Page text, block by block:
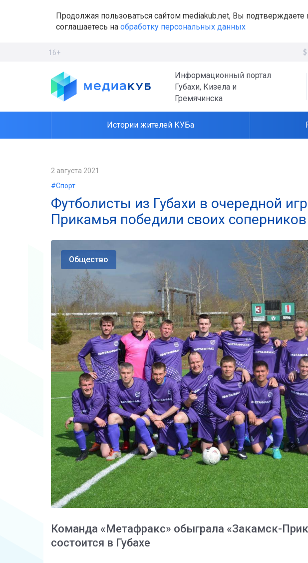
Продолжая пользоваться сайтом mediakub.net, Вы
соглашаетесь на обработку персональных данных
16+
Информационный портал
Губахи, Кизела и
Гремячинска
Истории жителей КУБа
2 августа 2021
#Спорт
Футболисты из Губахи в очередной
Прикамья победили своих соперников
Общество
Команда «Метафракс» обыграла «Закамск-
состоится в Губахе